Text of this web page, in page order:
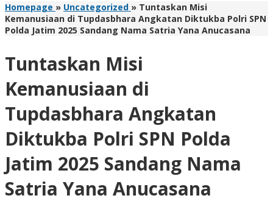
Homepage » Uncategorized » Tuntaskan Misi
Kemanusiaan di Tupdasbhara Angkatan Diktukba Polri SPN
Polda Jatim 2025 Sandang Nama Satria Yana Anucasana
Tuntaskan Misi
Kemanusiaan di
Tupdasbhara Angkatan
Diktukba Polri SPN Polda
Jatim 2025 Sandang Nama
Satria Yana Anucasana